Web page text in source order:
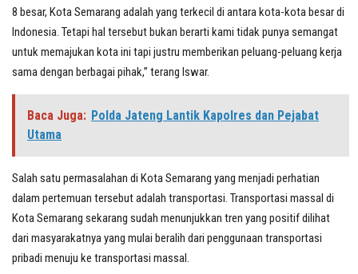
8 besar, Kota Semarang adalah yang terkecil di antara kota-kota besar di
Indonesia. Tetapi hal tersebut bukan berarti kami tidak punya semangat
untuk memajukan kota ini tapi justru memberikan peluang-peluang kerja
sama dengan berbagai pihak,” terang Iswar.
Baca Juga: Polda Jateng Lantik Kapolres dan Pejabat
Utama
Salah satu permasalahan di Kota Semarang yang menjadi perhatian
dalam pertemuan tersebut adalah transportasi. Transportasi massal di
Kota Semarang sekarang sudah menunjukkan tren yang positif dilihat
dari masyarakatnya yang mulai beralih dari penggunaan transportasi
pribadi menuju ke transportasi massal.